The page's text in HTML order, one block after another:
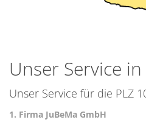
Unser Service
Unser Service für die PLZ
1. Firma JuBeMa GmbH